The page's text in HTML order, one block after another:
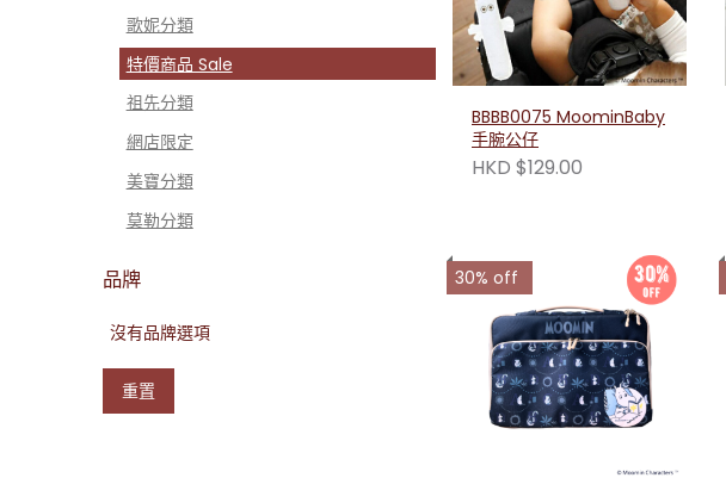
歌妮分類
特價商品 Sale
祖先分類
網店限定
美寶分類
莫勒分類
品牌
沒有品牌選項
重置
BBBB0075 MoominBaby
手腕公仔
HKD $129.00
30% off